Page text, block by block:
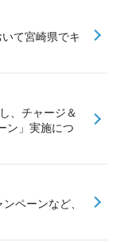
て宮崎県でキ
、チャージ＆
ン」実施につ
ペーンなど、